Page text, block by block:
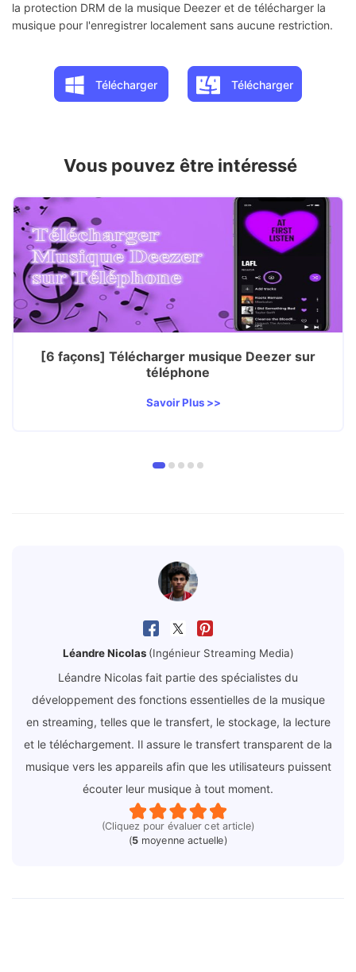
la protection DRM de la musique Deezer et de télécharger la
musique pour l'enregistrer localement sans aucune restriction.
Télécharger Télécharger
Vous pouvez être intéressé
[6 façons] Télécharger musique Deezer sur
téléphone
Savoir Plus >>
Léandre Nicolas (Ingénieur Streaming Media)
Léandre Nicolas fait partie des spécialistes du
développement des fonctions essentielles de la musique
en streaming, telles que le transfert, le stockage, la lecture
et le téléchargement. Il assure le transfert transparent de la
musique vers les appareils afin que les utilisateurs puissent
écouter leur musique à tout moment.
(Cliquez pour évaluer cet article)
(5 moyenne actuelle)